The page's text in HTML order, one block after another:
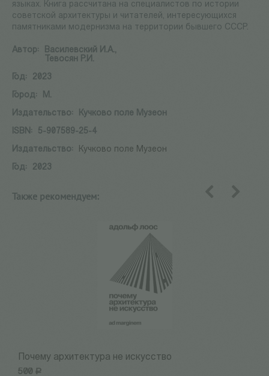
языках. Книга рассчитана на специалистов по истории
советской архитектуры и читателей, интересующихся
памятниками модернизма на территории бывшего СССР.
Автор:
Василевский И.А.,
Тевосян Р.И.
Год:
2023
Город:
М.
Издательство:
Кучково поле Музеон
ISBN:
5-907589-25-4
Издательство:
Кучково поле Музеон
Год:
2023
Также рекомендуем:
Почему архитектура не искусство
500 Р